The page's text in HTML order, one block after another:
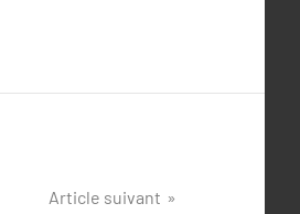
Article suivant